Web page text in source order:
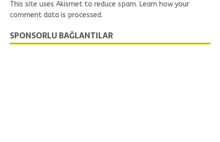
This site uses Akismet to reduce spam. Learn how your
comment data is processed.
SPONSORLU BAĞLANTILAR